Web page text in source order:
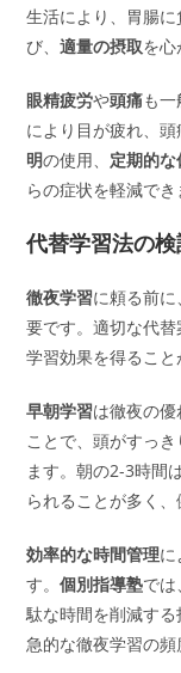
生活により、胃腸
び、適量の摂取を心
眼精疲労や頭痛も
により目が疲れ、
明の使用、 定期的な
らの症状を軽減でき
代替学習法の
徹夜学習に頼る前
要です。適切な代
学習効果を得ること
早朝学習は徹夜の
ことで、頭がすっ
ます。朝の2-3時間
られることが多く
効率的な時間管理
す。個別指導塾で
駄な時間を削減す
急的な徹夜学習の頻